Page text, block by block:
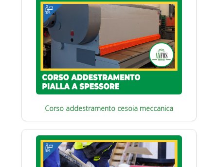
Corso addestramento cesoia meccanica